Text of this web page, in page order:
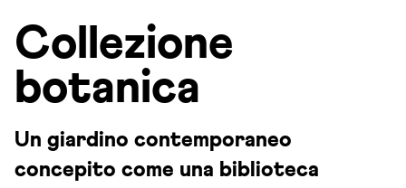
Collezione
botanica
Un giardino contemporaneo
concepito come una biblioteca